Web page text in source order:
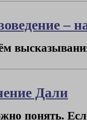
–
Дали
понять.